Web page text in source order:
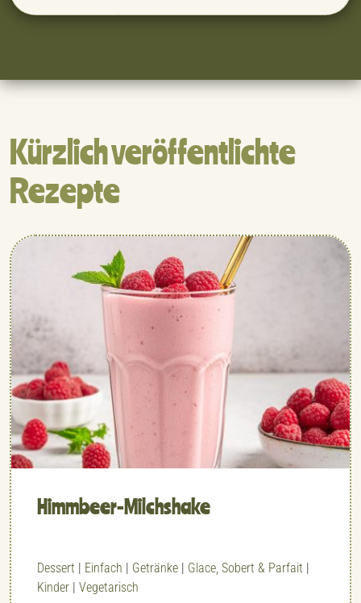
Kürzlich veröffentlichte
Rezepte
Himmbeer-Milchshake
Dessert Einfach Getränke Glace, Sobert & Parfait
Kinder
Vegetarisch